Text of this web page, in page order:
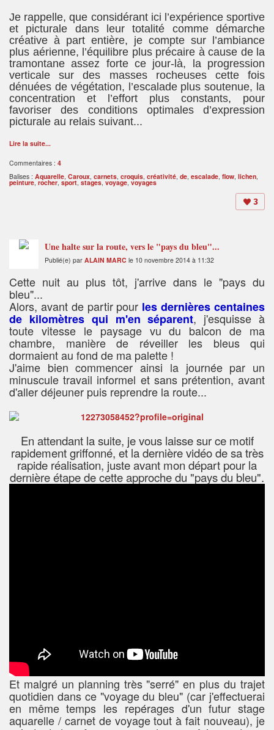
Je rappelle, que considérant ici l’expérience sportive
et picturale dans leur totalité comme démarche
créative à part entière, je compte sur l’ambiance
plus aérienne, l’équilibre plus précaire à cause de la
tramontane assez forte ce jour-là, la progression
verticale sur des masses rocheuses cette fois
dénuées de végétation, l’escalade plus soutenue, la
concentration et l’effort plus constants, pour
favoriser des conditions optimales d’expression
picturale au relais suivant...
Lire la suite...
Commentaires : 4
Balises : Aquarelle, Caroux, carnets, croquis, créativité, de, escalade, flow, lichen,
peinture, rocher, sport, stages, voyage, voyages
3
Une halte sur la route, vers le "pays du bleu"...
Publié(e) par ALAIN MARC le 10 novembre 2014 à 11:32
Cette nuit au plus tôt, j'arrive dans le "pays du
bleu"...
Alors, avant de partir pour les dernières centaines
de kilomètres qui m'en séparent, j'esquisse à
toute vitesse le paysage vu du balcon de ma
chambre, manière de réveiller les bleus qui
dormaient au fond de ma palette !
J'aime bien commencer ainsi la journée par un
minuscule travail informel et sans prétention, avant
d'aller déjeuner puis reprendre la route...
En attendant la suite, je vous laisse sur ce motif
rapidement griffonné, et la dernière vidéo de sa très
rapide réalisation, juste avant mon départ pour la
dernière étape de cette approche du "pays du bleu".
Et malgré un planning très "serré" en plus du trajet
quotidien dans ce "voyage du bleu" (car j'effectuerai
en même temps les repérages d'un futur stage
aquarelle / carnet de voyage tout à fait nouveau), je